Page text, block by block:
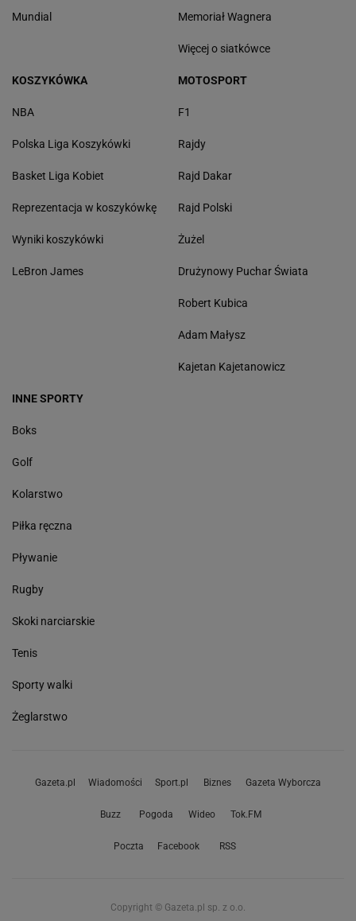
Mundial Memoriał Wagnera
Więcej o siatkówce
KOSZYKÓWKA
NBA
Polska Liga Koszykówki
Basket Liga Kobiet
Reprezentacja w koszykówkę
Wyniki koszykówki
LeBron James
MOTOSPORT
F1
Rajdy
Rajd Dakar
Rajd Polski
Żużel
Drużynowy Puchar Świata
Robert Kubica
Adam Małysz
Kajetan Kajetanowicz
INNE SPORTY
Boks
Golf
Kolarstwo
Piłka ręczna
Pływanie
Rugby
Skoki narciarskie
Tenis
Sporty walki
Żeglarstwo
Gazeta.pl Wiadomości Sport.pl Biznes Gazeta Wyborcza
Buzz Pogoda Wideo Tok.FM
Poczta Facebook RSS
Copyright © Gazeta.pl sp. z o.o.